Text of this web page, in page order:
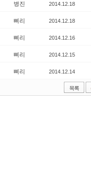
병진 2014.12.18
삐리 2014.12.18
삐리 2014.12.16
삐리 2014.12.15
삐리 2014.12.14
목록